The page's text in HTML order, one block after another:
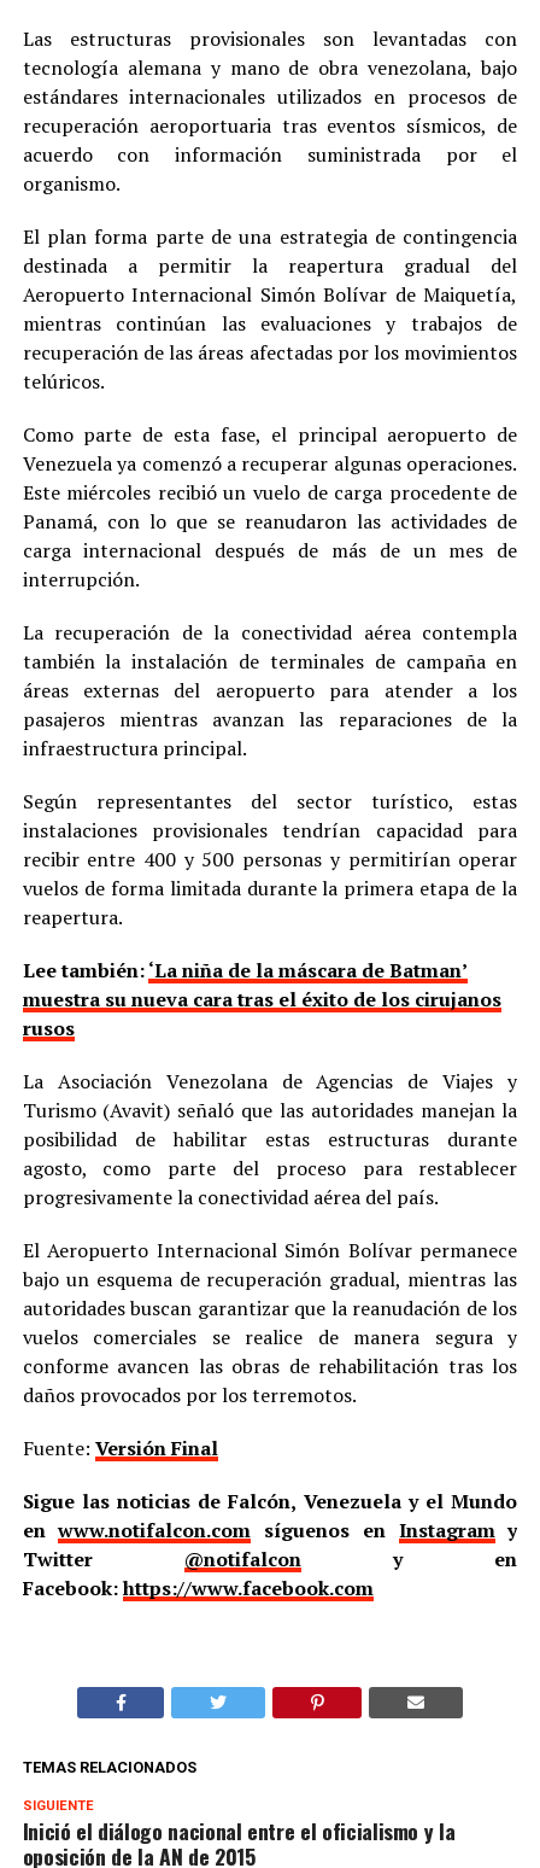
Las estructuras provisionales son levantadas con
tecnología alemana y mano de obra venezolana, bajo
estándares internacionales utilizados en procesos de
recuperación aeroportuaria tras eventos sísmicos, de
acuerdo con información suministrada por el
organismo.
El plan forma parte de una estrategia de contingencia
destinada a permitir la reapertura gradual del
Aeropuerto Internacional Simón Bolívar de Maiquetía,
mientras continúan las evaluaciones y trabajos de
recuperación de las áreas afectadas por los movimientos
telúricos.
Como parte de esta fase, el principal aeropuerto de
Venezuela ya comenzó a recuperar algunas operaciones.
Este miércoles recibió un vuelo de carga procedente de
Panamá, con lo que se reanudaron las actividades de
carga internacional después de más de un mes de
interrupción.
La recuperación de la conectividad aérea contempla
también la instalación de terminales de campaña en
áreas externas del aeropuerto para atender a los
pasajeros mientras avanzan las reparaciones de la
infraestructura principal.
Según representantes del sector turístico, estas
instalaciones provisionales tendrían capacidad para
recibir entre 400 y 500 personas y permitirían operar
vuelos de forma limitada durante la primera etapa de la
reapertura.
Lee también:‘La niña de la máscara de Batman’
muestra su nueva cara tras el éxito de los cirujanos
rusos
La Asociación Venezolana de Agencias de Viajes y
Turismo (Avavit) señaló que las autoridades manejan la
posibilidad de habilitar estas estructuras durante
agosto, como parte del proceso para restablecer
progresivamente la conectividad aérea del país.
El Aeropuerto Internacional Simón Bolívar permanece
bajo un esquema de recuperación gradual, mientras las
autoridades buscan garantizar que la reanudación de los
vuelos comerciales se realice de manera segura y
conforme avancen las obras de rehabilitación tras los
daños provocados por los terremotos.
Fuente: Versión Final
Sigue las noticias de Falcón, Venezuela y el Mundo
enwww.notifalcon.com síguenos en Instagramy
Twitter @notifalcony en
Facebook:https://www.facebook.com
TEMAS RELACIONADOS
SIGUIENTE
Inició el diálogo nacional entre el oficialismo y la
oposición de la AN de 2015